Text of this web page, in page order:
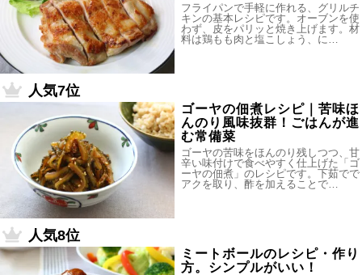
フライパンで手軽に作れる、グリルチ
キンの基本レシピです。オーブンを使
わず、皮をパリッと焼き上げます。材
料は鶏もも肉と塩こしょう、に…
人気7位
ゴーヤの佃煮レシピ｜苦味ほ
んのり風味抜群！ごはんが進
む常備菜
ゴーヤの苦味をほんのり残しつつ、甘
辛い味付けで食べやすく仕上げた「ゴ
ーヤの佃煮」のレシピです。下茹でで
アクを取り、酢を加えることで…
人気8位
ミートボールのレシピ・作り
方。シンプルがいい！